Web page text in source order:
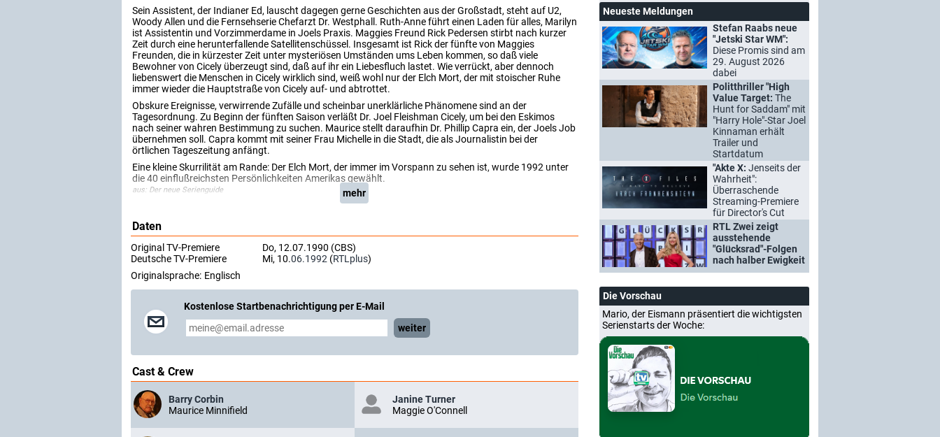
Sein Assistent, der Indianer Ed, lauscht dagegen gerne Geschichten aus der Großstadt, steht auf U2,
Woody Allen und die Fernsehserie Chefarzt Dr. Westphall. Ruth-Anne führt einen Laden für alles, Marilyn
ist Assistentin und Vorzimmerdame in Joels Praxis. Maggies Freund Rick Pedersen stirbt nach kurzer
Zeit durch eine herunterfallende Satellitenschüssel. Insgesamt ist Rick der fünfte von Maggies
Freunden, die in kürzester Zeit unter mysteriösen Umständen ums Leben kommen, so daß viele
Bewohner von Cicely überzeugt sind, daß auf ihr ein Liebesfluch lastet. Wie verrückt, aber dennoch
liebenswert die Menschen in Cicely wirklich sind, weiß wohl nur der Elch Mort, der mit stoischer Ruhe
immer wieder die Hauptstraße von Cicely auf- und abtrottet.
Obskure Ereignisse, verwirrende Zufälle und scheinbar unerklärliche Phänomene sind an der
Tagesordnung. Zu Beginn der fünften Saison verläßt Dr. Joel Fleishman Cicely, um bei den Eskimos
nach seiner wahren Bestimmung zu suchen. Maurice stellt daraufhin Dr. Phillip Capra ein, der Joels Job
übernehmen soll. Capra kommt mit seiner Frau Michelle in die Stadt, die als Journalistin bei der
örtlichen Tageszeitung anfängt.
Eine kleine Skurrilität am Rande: Der Elch Mort, der immer im Vorspann zu sehen ist, wurde 1992 unter
die 40 einflußreichsten Persönlichkeiten Amerikas gewählt.
aus: Der neue Serienguide mehr
Daten
Original TV-Premiere
Do, 12.07.1990 (CBS)
Deutsche TV-Premiere
Mi, 10.06.1992 (RTLplus)
Originalsprache: Englisch
Kostenlose Startbenachrichtigung per E-Mail
weiter
Cast & Crew
Barry Corbin
Maurice Minnifield
Janine Turner
Maggie O'Connell
Neueste Meldungen
Stefan Raabs neue
"Jetski Star WM":
Diese Promis sind am
29. August 2026
dabei
Politthriller "High
Value Target: The
Hunt for Saddam" mit
"Harry Hole"-Star Joel
Kinnaman erhält
Trailer und
Startdatum
"Akte X: Jenseits der
Wahrheit":
Überraschende
Streaming-Premiere
für Director's Cut
RTL Zwei zeigt
ausstehende
"Glücksrad"-Folgen
nach halber Ewigkeit
Die Vorschau
Mario, der Eismann präsentiert die wichtigsten
Serienstarts der Woche: